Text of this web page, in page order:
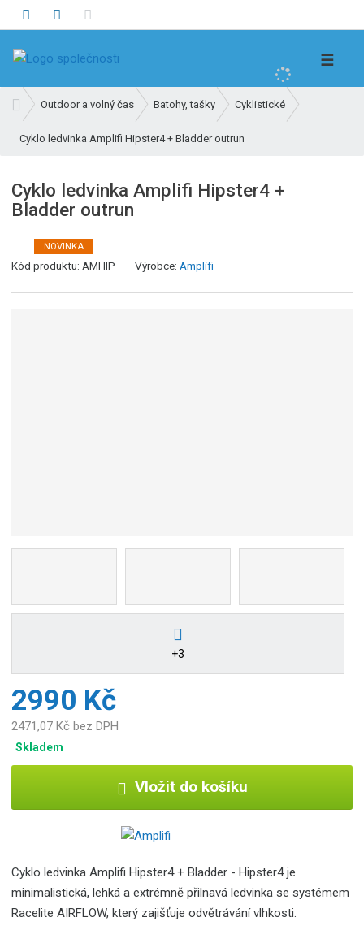
e
t
☰
v
o
í
s
a
Outdoor a volný čas Batohy, tašky Cyklistické
Cyklo ledvinka Amplifi Hipster4 + Bladder outrun
Cyklo ledvinka Amplifi Hipster4 +
Bladder outrun
NOVINKA
Kód produktu: AMHIP Výrobce: Amplifi
+3
2990 Kč
2471,07 Kč bez DPH
Skladem
Vložit do košíku
Cyklo ledvinka Amplifi Hipster4 + Bladder - Hipster4 je
minimalistická, lehká a extrémně přilnavá ledvinka se systémem
Racelite AIRFLOW, který zajišťuje odvětrávání vlhkosti.